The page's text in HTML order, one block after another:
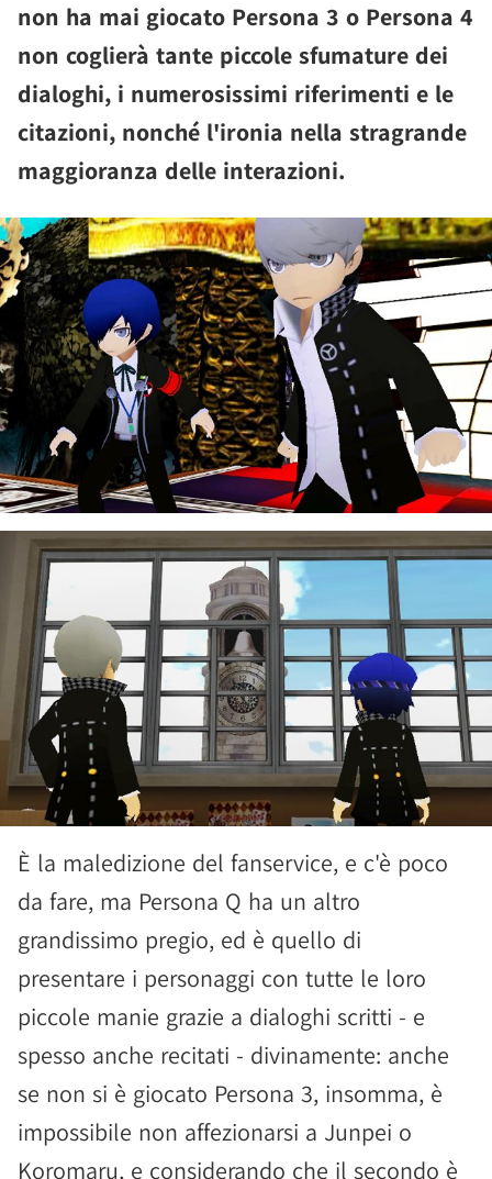
non ha mai giocato Persona 3 o Persona 4
non coglierà tante piccole sfumature dei
dialoghi, i numerosissimi riferimenti e le
citazioni, nonché l'ironia nella stragrande
maggioranza delle interazioni.
È la maledizione del fanservice, e c'è poco
da fare, ma Persona Q ha un altro
grandissimo pregio, ed è quello di
presentare i personaggi con tutte le loro
piccole manie grazie a dialoghi scritti - e
spesso anche recitati - divinamente: anche
se non si è giocato Persona 3, insomma, è
impossibile non affezionarsi a Junpei o
Koromaru, e considerando che il secondo è